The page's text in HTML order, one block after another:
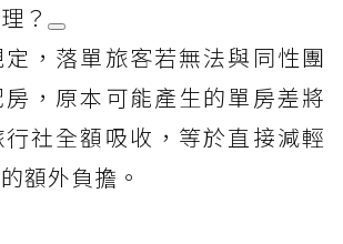
？
，落單旅客若無法與同性團
房，原本可能產生的單房差將
社全額吸收，等於直接減輕
額外負擔。